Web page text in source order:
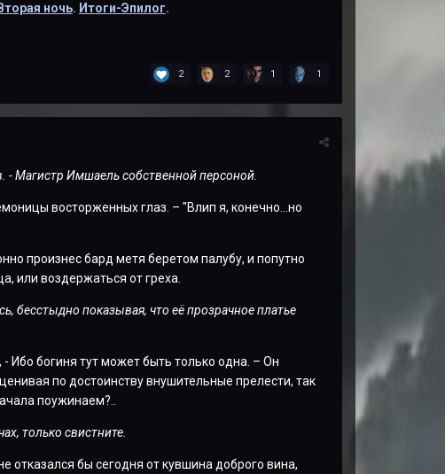
Вторая ночь. Итоги-Эпилог.
2 2 1 1
Магистр Имшаель собственной персоной.
восторженных глаз. – "Влип я, конечно...но
произнес бард метя беретом палубу, и попутно
или воздержаться от греха.
бесстыдно показывая, что её прозрачное платье
Ибо богиня тут может быть только одна. – Он
по достоинству внушительные прелести, так
поужинаем?..
только свистните.
отказался бы сегодня от кувшина доброго вина,